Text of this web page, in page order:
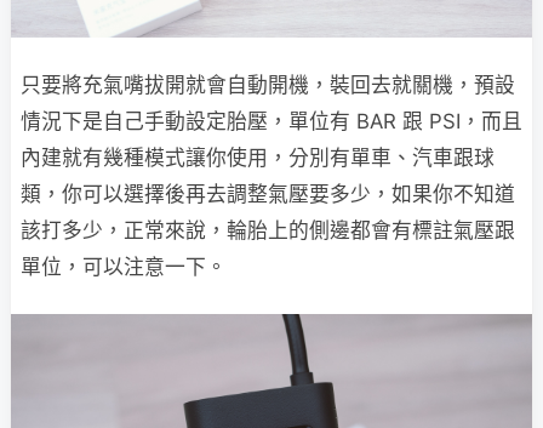
只要將充氣嘴拔開就會自動開機，裝回去就關機，預設
情況下是自己手動設定胎壓，單位有 BAR 跟 PSI，而且
內建就有幾種模式讓你使用，分別有單車、汽車跟球
類，你可以選擇後再去調整氣壓要多少，如果你不知道
該打多少，正常來說，輪胎上的側邊都會有標註氣壓跟
單位，可以注意一下。